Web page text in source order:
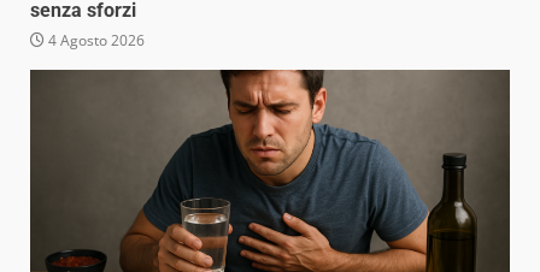
senza sforzi
4 Agosto 2026